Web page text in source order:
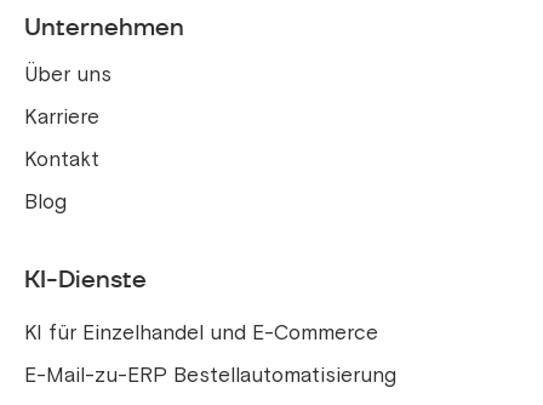
Unternehmen
Über uns
Karriere
Kontakt
Blog
KI-Dienste
KI für Einzelhandel und E-Commerce
E-Mail-zu-ERP Bestellautomatisierung